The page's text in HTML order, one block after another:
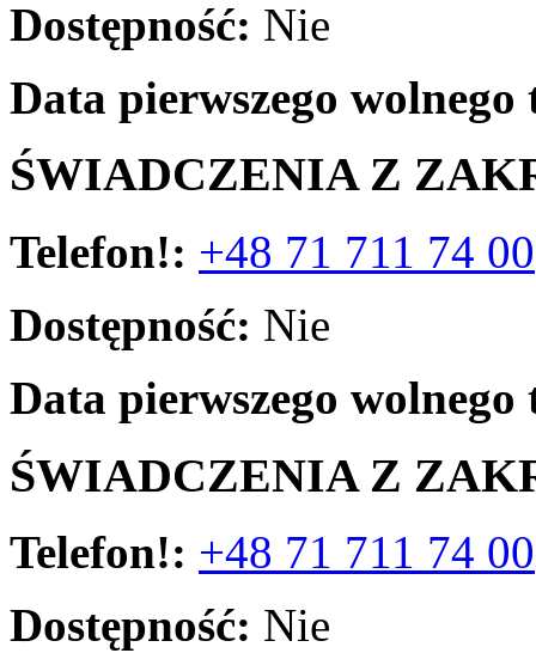
Dostępność: Nie
Data pierwszego
ŚWIADCZENIA Z
Telefon!: +48 71 711 74 00
Dostępność: Nie
Data pierwszego
ŚWIADCZENIA Z
Telefon!: +48 71 711 74 00
Dostępność: Nie